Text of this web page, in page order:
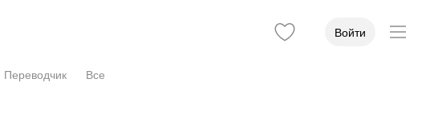
Войти
Переводчик Все